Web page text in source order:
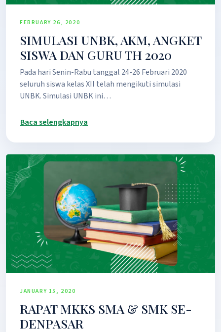
FEBRUARY 26, 2020
SIMULASI UNBK, AKM, ANGKET
SISWA DAN GURU TH 2020
Pada hari Senin-Rabu tanggal 24-26 Februari 2020
seluruh siswa kelas XII telah mengikuti simulasi
UNBK. Simulasi UNBK ini…
Baca selengkapnya
JANUARY 15, 2020
RAPAT MKKS SMA & SMK SE-
DENPASAR